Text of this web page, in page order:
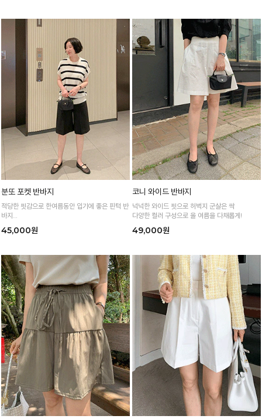
분또 포켓 반바지
적당한 핏감으로 한여름동안 입기에 좋은 핀턱 반
바지
얇고 가벼운 소재감으로 한여름까지 시원하고 쾌
적하게!
45,000원
코니 와이드 반바지
넉넉한 와이드 핏으로 허벅지 군살은 싹
다양한 컬러 구성으로 올 여름을 다채롭게!
49,000원